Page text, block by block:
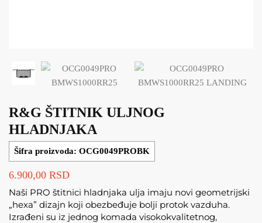
R&G ŠTITNIK ULJNOG
HLADNJAKA
Šifra proizvoda: OCG0049PROBK
6.900,00 RSD
Naši PRO štitnici hladnjaka ulja imaju novi geometrijski
„hexa” dizajn koji obezbeđuje bolji protok vazduha.
Izrađeni su iz jednog komada visokokvalitetnog,